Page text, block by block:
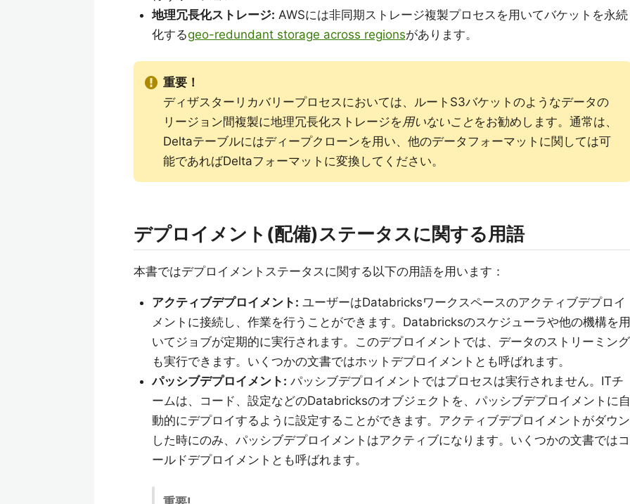
地理冗長化ストレージ: AWSには非同期ストレージ複製プロセスを用いてバケットを永続
化するgeo-redundant storage across regionsがあります。
重要！
ディザスターリカバリープロセスにおいては、ルートS3バケットのようなデータの
リージョン間複製に地理冗長化ストレージを用いないことをお勧めします。通常は、
Deltaテーブルにはディープクローンを用い、他のデータフォーマットに関しては可
能であればDeltaフォーマットに変換してください。
デプロイメント(配備)ステータスに関する用語
本書ではデプロイメントステータスに関する以下の用語を用います：
アクティブデプロイメント: ユーザーはDatabricksワークスペースのアクティブデプロイ
メントに接続し、作業を行うことができます。Databricksのスケジューラや他の機構を用
いてジョブが定期的に実行されます。このデプロイメントでは、データのストリーミング
も実行できます。いくつかの文書ではホットデプロイメントとも呼ばれます。
パッシブデプロイメント: パッシブデプロイメントではプロセスは実行されません。ITチ
ームは、コード、設定などのDatabricksのオブジェクトを、パッシブデプロイメントに自
動的にデプロイするように設定することができます。アクティブデプロイメントがダウン
した時にのみ、パッシブデプロイメントはアクティブになります。いくつかの文書ではコ
ールドデプロイメントとも呼ばれます。